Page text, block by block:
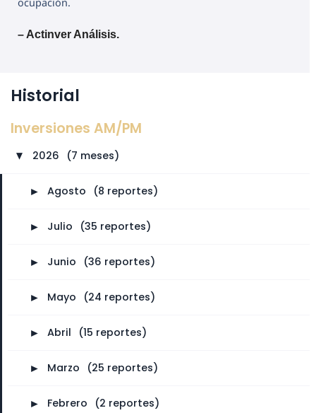
– Actinver Análisis.
Historial
Inversiones AM/PM
► 2026 (7 meses)
► Agosto (8 reportes)
► Julio (35 reportes)
► Junio (36 reportes)
► Mayo (24 reportes)
► Abril (15 reportes)
► Marzo (25 reportes)
► Febrero (2 reportes)